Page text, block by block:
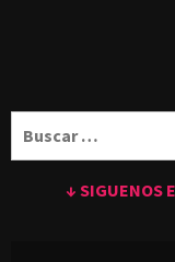
↓ SIGUENOS